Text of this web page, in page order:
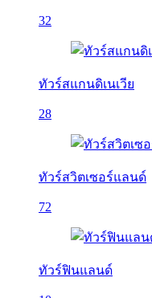
32
ทัวร์สแกนดิเนเวีย
28
ทัวร์สวิตเซอร์แลนด์
72
ทัวร์ฟินแลนด์